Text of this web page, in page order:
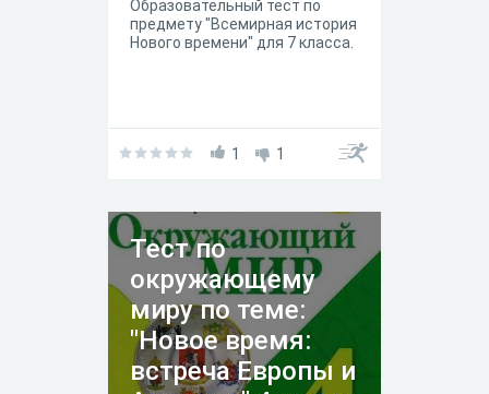
Образовательный тест по
предмету "Всемирная история
Нового времени" для 7 класса.
1 1
Тест по
окружающему
миру по теме:
"Новое время:
встреча Европы и